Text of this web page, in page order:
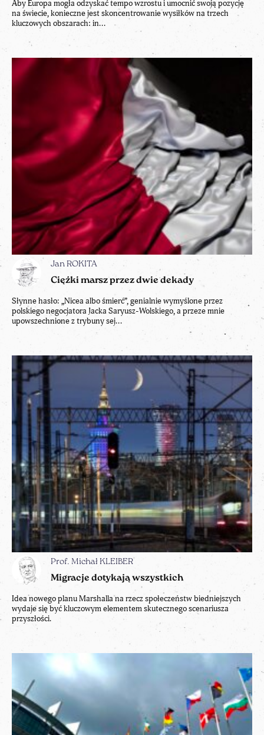
Aby Europa mogła odzyskać tempo wzrostu i umocnić swoją pozycję
na świecie, konieczne jest skoncentrowanie wysiłków na trzech
kluczowych obszarach: in...
Jan ROKITA
Ciężki marsz przez dwie dekady
Słynne hasło: „Nicea albo śmierć”, genialnie wymyślone przez
polskiego negocjatora Jacka Saryusz-Wolskiego, a przeze mnie
upowszechnione z trybuny sej...
Prof. Michał KLEIBER
Migracje dotykają wszystkich
Idea nowego planu Marshalla na rzecz społeczeństw biedniejszych
wydaje się być kluczowym elementem skutecznego scenariusza
przyszłości.